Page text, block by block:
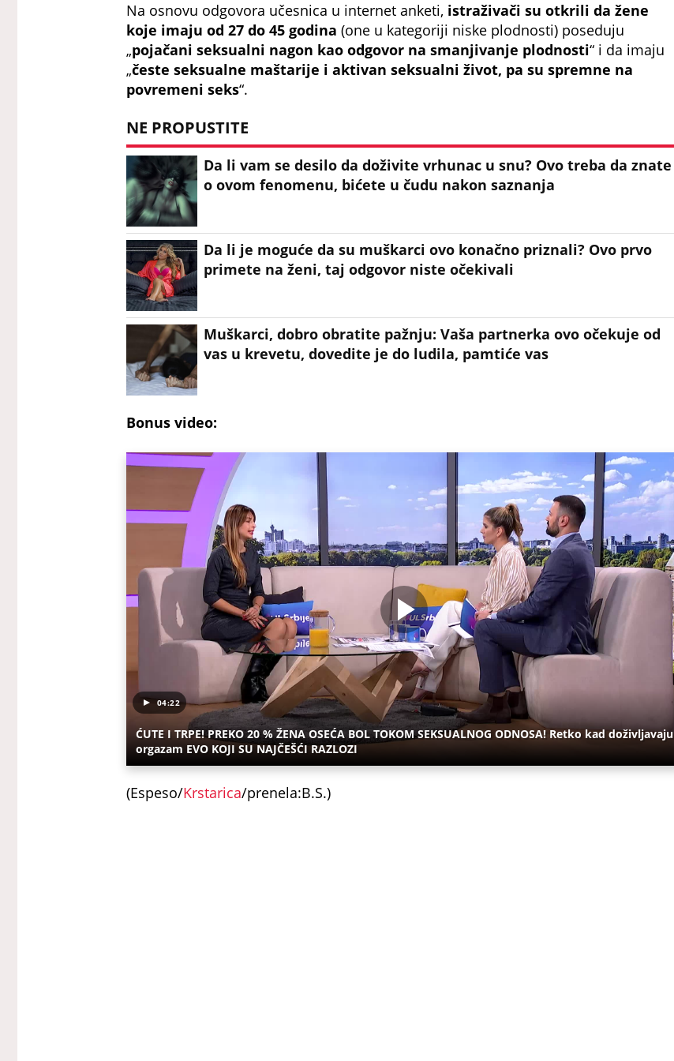
Na osnovu odgovora učesnica u internet anketi, istraživači su otkrili da žene
koje imaju od 27 do 45 godina (one u kategoriji niske plodnosti) poseduju
„pojačani seksualni nagon kao odgovor na smanjivanje plodnosti“ i da imaju
„česte seksualne maštarije i aktivan seksualni život, pa su spremne na
povremeni seks“.
NE PROPUSTITE
Da li vam se desilo da doživite vrhunac u snu? Ovo treba da znate
o ovom fenomenu, bićete u čudu nakon saznanja
Da li je moguće da su muškarci ovo konačno priznali? Ovo prvo
primete na ženi, taj odgovor niste očekivali
Muškarci, dobro obratite pažnju: Vaša partnerka ovo očekuje od
vas u krevetu, dovedite je do ludila, pamtiće vas
Bonus video:
04:22
ĆUTE I TRPE! PREKO 20 % ŽENA OSEĆA BOL TOKOM SEKSUALNOG ODNOSA! Retko kad doživljavaju
orgazam EVO KOJI SU NAJČEŠĆI RAZLOZI
(Espeso/Krstarica/prenela:B.S.)